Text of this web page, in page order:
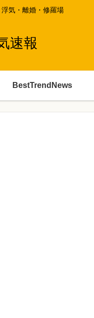
気・離婚・修羅場
速報
BestTrendNews